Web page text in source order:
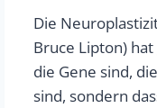
Die
Bruce Lipton)
die Gene sind,
sind, sondern